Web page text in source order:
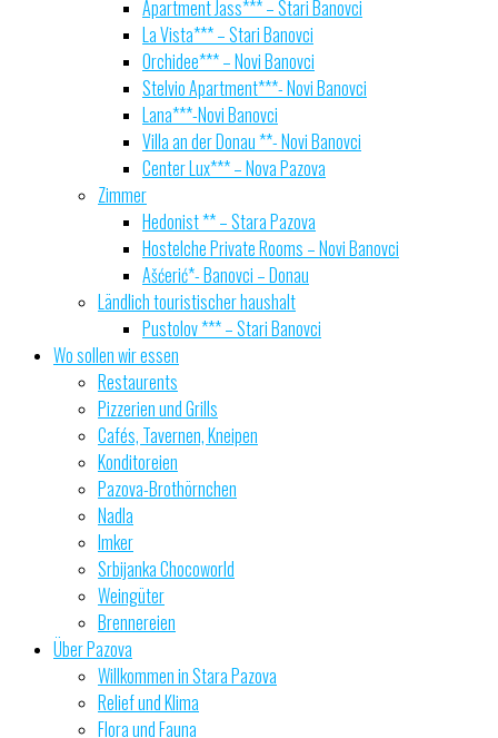
Apartment Jass*** – Stari Banovci
La Vista*** – Stari Banovci
Orchidee*** – Novi Banovci
Stelvio Apartment***- Novi Banovci
Lana***-Novi Banovci
Villa an der Donau **- Novi Banovci
Center Lux*** – Nova Pazova
Zimmer
Hedonist ** – Stara Pazova
Hostelche Private Rooms – Novi Banovci
Ašćerić*- Banovci – Donau
Ländlich touristischer haushalt
Pustolov *** – Stari Banovci
Wo sollen wir essen
Restaurents
Pizzerien und Grills
Cafés, Tavernen, Kneipen
Konditoreien
Pazova-Brothörnchen
Nadla
Imker
Srbijanka Chocoworld
Weingüter
Brennereien
Über Pazova
Willkommen in Stara Pazova
Relief und Klima
Flora und Fauna